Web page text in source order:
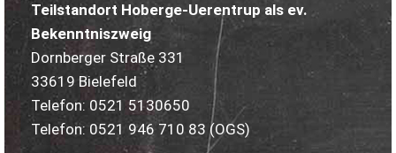
Teilstandort Hoberge-Uerentrup als ev.
Bekenntniszweig
Dornberger Straße 331
33619 Bielefeld
Telefon: 0521 5130650
Telefon: 0521 946 710 83(OGS)